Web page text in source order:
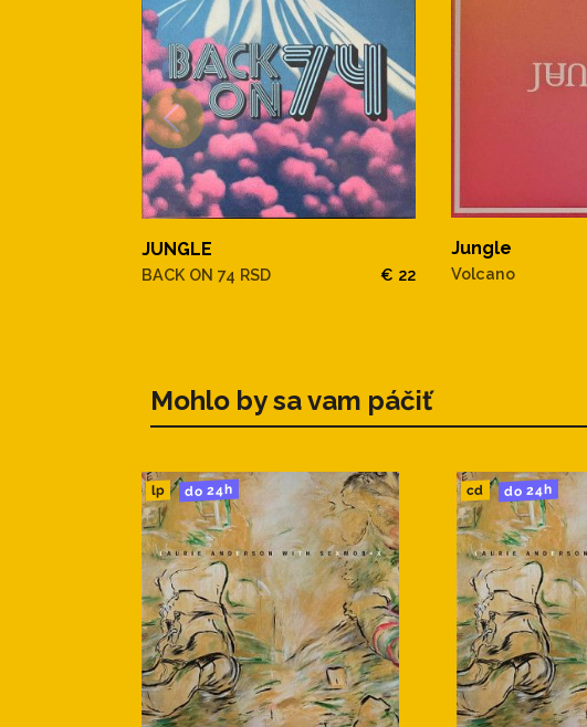
JUNGLE
BACK ON 74 RSD € 22
Jungle
Volcano
Mohlo by sa vam páčiť
lp do 24h cd do 24h